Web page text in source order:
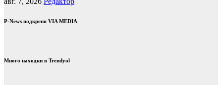
P-News подкрепя VIA MEDIA
Много находки в Trendyol